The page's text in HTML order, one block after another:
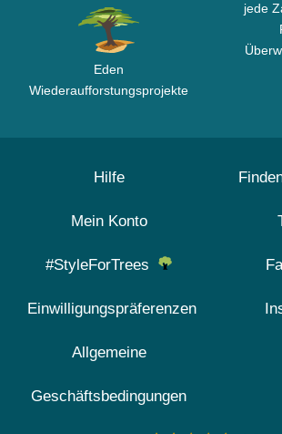
Eden
Wiederaufforstungsprojekte
jede
Hilfe
Mein Konto
#StyleForTrees
Einwilligungspräferenzen
Allgemeine
Geschäftsbedingungen